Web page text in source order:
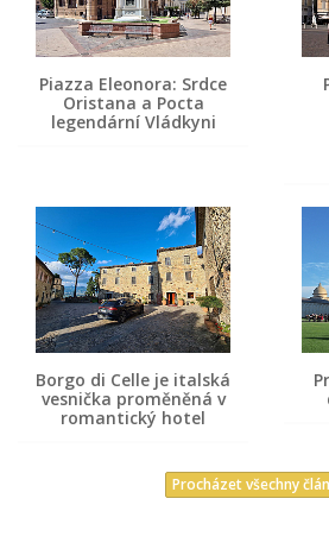
Piazza Eleonora: Srdce
Oristana a Pocta
legendární Vládkyni
Borgo di Celle je italská
vesnička proměněná v
romantický hotel
Procházet všechny